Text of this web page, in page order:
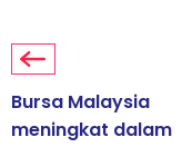
Bursa Malaysia
meningkat dalam